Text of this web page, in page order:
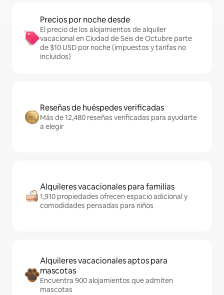
Precios por noche desde
El precio de los alojamientos de alquiler
vacacional en Ciudad de Seis de Octubre parte
de $10 USD por noche (impuestos y tarifas no
incluidos)
Reseñas de huéspedes verificadas
Más de 12,480 reseñas verificadas para ayudarte
a elegir
Alquileres vacacionales para familias
1,910 propiedades ofrecen espacio adicional y
comodidades pensadas para niños
Alquileres vacacionales aptos para
mascotas
Encuentra 900 alojamientos que admiten
mascotas